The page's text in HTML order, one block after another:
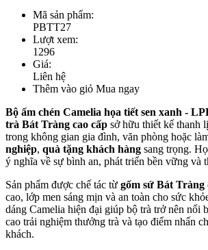
Mã sản phẩm:
PBTT27
Lượt xem:
1296
Giá:
Liên hệ
Thêm vào giỏ Mua ngay
Bộ ấm chén Camelia họa tiết sen xanh -
trà Bát Tràng cao cấp sở hữu thiết kế thanh
trong không gian gia đình, văn phòng hoặc
nghiệp, quà tặng khách hàng sang trọng.
ý nghĩa về sự bình an, phát triển bền vững và
Sản phẩm được chế tác từ gốm sứ Bát Tràng
cao, lớp men sáng mịn và an toàn cho sức
dáng Camelia hiện đại giúp bộ trà trở nên nổi
cao trải nghiệm thưởng trà và tạo điểm nhấn
khách.